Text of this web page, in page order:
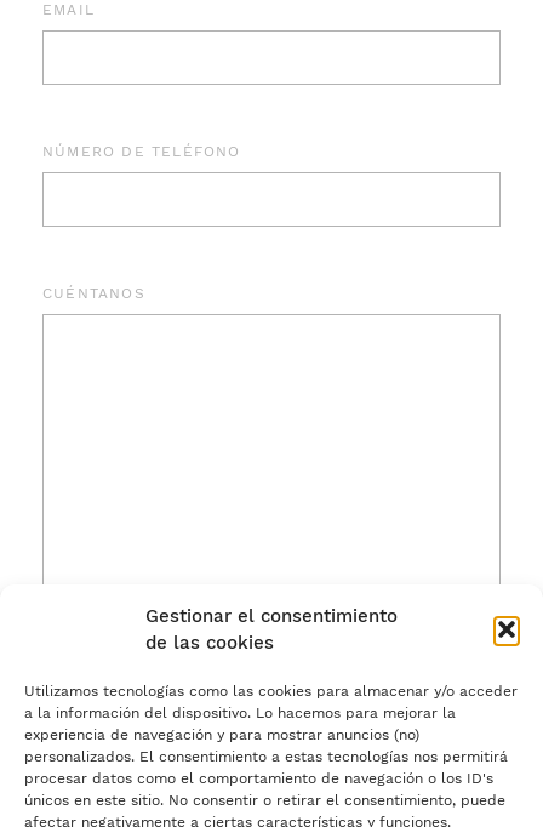
Gestionar el consentimiento
de las cookies
Utilizamos tecnologías como las cookies para almacenar y/o acceder
a la información del dispositivo. Lo hacemos para mejorar la
experiencia de navegación y para mostrar anuncios (no)
personalizados. El consentimiento a estas tecnologías nos permitirá
procesar datos como el comportamiento de navegación o los ID's
únicos en este sitio. No consentir o retirar el consentimiento, puede
afectar negativamente a ciertas características y funciones.
EMAIL
NÚMERO DE TELÉFONO
CUÉNTANOS
Acepto lostérminos de uso.